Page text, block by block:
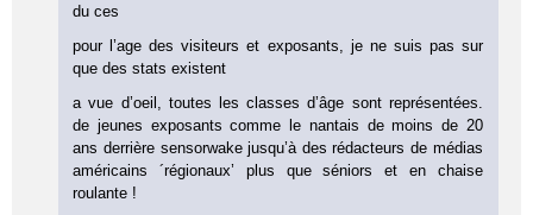
du ces
pour l’age des visiteurs et exposants, je ne suis pas sur
que des stats existent
a vue d’oeil, toutes les classes d’âge sont représentées.
de jeunes exposants comme le nantais de moins de 20
ans derrière sensorwake jusqu’à des rédacteurs de médias
américains ´régionaux’ plus que séniors et en chaise
roulante !